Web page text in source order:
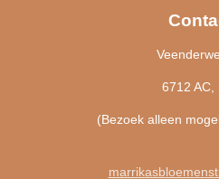
6712 AC,
(Bezoek alleen